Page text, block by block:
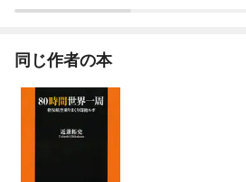
同じ作者の本